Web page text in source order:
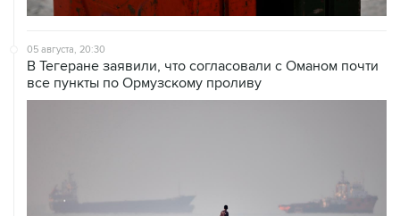
05 августа, 20:30
В Тегеране заявили, что согласовали с Оманом почти
все пункты по Ормузскому проливу